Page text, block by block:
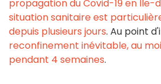
propagation du Covid-19 en Île-
situation sanitaire est
depuis plusieurs jours. Au point
reconfinement inévitable, au
pendant 4 semaines.